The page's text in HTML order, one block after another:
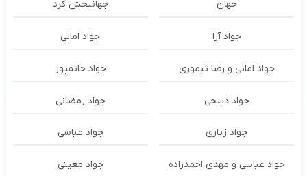
جهان جهانبخش کرد
جواد آرا جواد امانی
جواد امانی و رضا تیموری جواد حاتمپور
جواد ذبیحی جواد رمضانی
جواد زیاری جواد عباسی
جواد عباسی و مهدی احمدزاده جواد معینی